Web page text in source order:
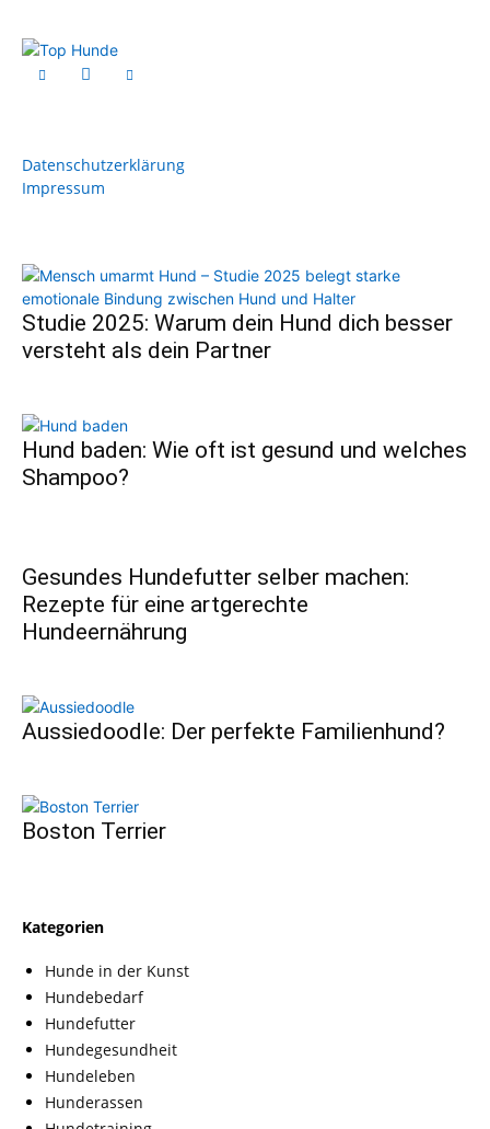
Datenschutzerklärung
Impressum
Studie 2025: Warum dein Hund dich besser
versteht als dein Partner
Hund baden: Wie oft ist gesund und welches
Shampoo?
Gesundes Hundefutter selber machen:
Rezepte für eine artgerechte
Hundeernährung
Aussiedoodle: Der perfekte Familienhund?
Boston Terrier
Kategorien
Hunde in der Kunst
Hundebedarf
Hundefutter
Hundegesundheit
Hundeleben
Hunderassen